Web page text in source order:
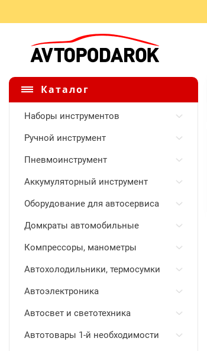
Каталог
Наборы инструментов
Ручной инструмент
Пневмоинструмент
Аккумуляторный инструмент
Оборудование для автосервиса
Домкраты автомобильные
Компрессоры, манометры
Автохолодильники, термосумки
Автоэлектроника
Автосвет и светотехника
Автотовары 1-й необходимости